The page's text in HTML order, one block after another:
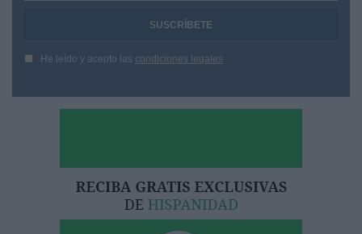
He leído y acepto las condiciones legales